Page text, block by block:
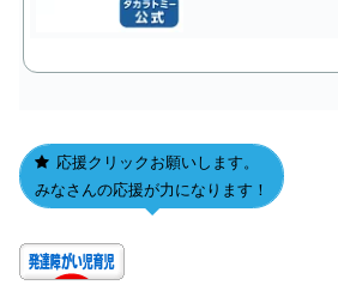
応援クリックお願いします。
みなさんの応援が力になります！